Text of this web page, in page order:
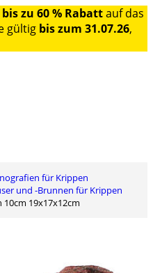
bis zu 60 % Rabattauf das
gültig bis zum 31.07.26,
für Krippen
und -Brunnen für Krippen
10cm 19x17x12cm